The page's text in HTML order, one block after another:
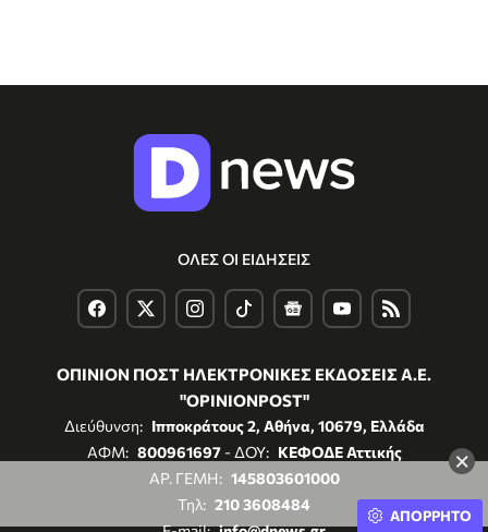
×
ΟΛΕΣ ΟΙ ΕΙΔΗΣΕΙΣ
ΟΠΙΝΙΟΝ ΠΟΣΤ ΗΛΕΚΤΡΟΝΙΚΕΣ ΕΚΔΟΣΕΙΣ Α.Ε.
"OPINIONPOST"
Διεύθυνση: Ιπποκράτους 2, Αθήνα, 10679, Ελλάδα
ΑΦΜ: 800961697- ΔΟΥ: ΚΕΦΟΔΕ Αττικής
ΑΡ. ΓΕΜΗ: 145803601000
Τηλ: 210 3608484
ΑΠΟΡΡΗΤΟ